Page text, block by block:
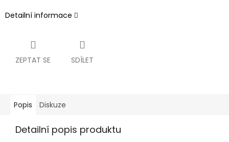
Detailní informace
ZEPTAT SE SDÍLET
Popis Diskuze
Detailní popis produktu